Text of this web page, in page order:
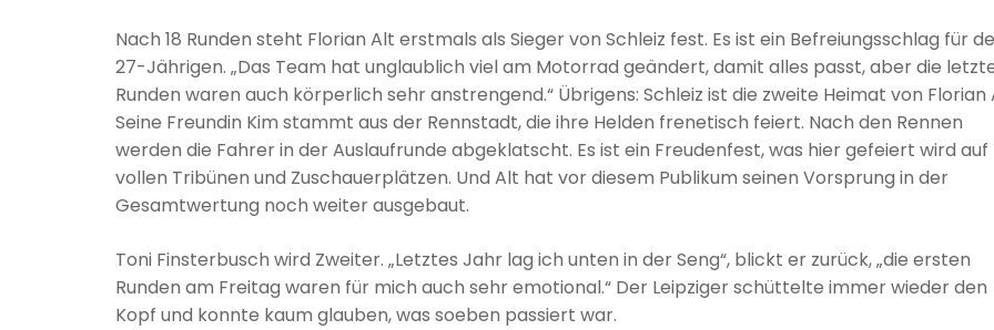
Nach 18 Runden steht Florian Alt erstmals als Sieger von Schleiz fest. Es ist ein Befreiungsschlag für
27-Jährigen. „Das Team hat unglaublich viel am Motorrad geändert, damit alles passt, aber die
Runden waren auch körperlich sehr anstrengend.“ Übrigens: Schleiz ist die zweite Heimat von Florian
Seine Freundin Kim stammt aus der Rennstadt, die ihre Helden frenetisch feiert. Nach den Rennen
werden die Fahrer in der Auslaufrunde abgeklatscht. Es ist ein Freudenfest, was hier gefeiert wird auf
vollen Tribünen und Zuschauerplätzen. Und Alt hat vor diesem Publikum seinen Vorsprung in der
Gesamtwertung noch weiter ausgebaut.
Toni Finsterbusch wird Zweiter. „Letztes Jahr lag ich unten in der Seng“, blickt er zurück, „die ersten
Runden am Freitag waren für mich auch sehr emotional.“ Der Leipziger schüttelte immer wieder den
Kopf und konnte kaum glauben, was soeben passiert war.